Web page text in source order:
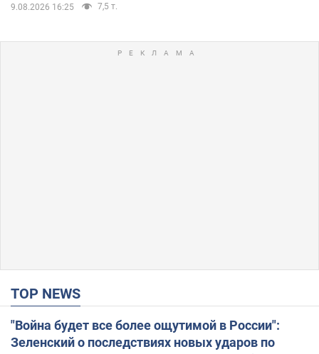
9.08.2026 16:25 7,5 т.
TOP NEWS
"Война будет все более ощутимой в России":
Зеленский о последствиях новых ударов по